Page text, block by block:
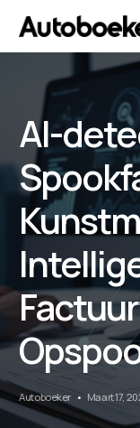
AI-
Autoboeker Maart 17,
AI